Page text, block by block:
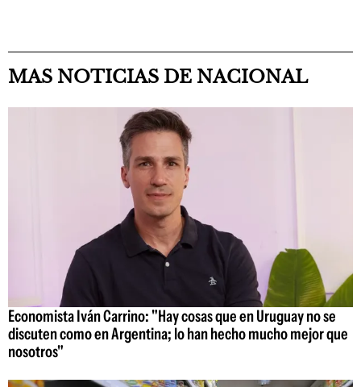
MAS NOTICIAS DE NACIONAL
Economista Iván Carrino: "Hay cosas que en Uruguay no se
discuten como en Argentina; lo han hecho mucho mejor que
nosotros"